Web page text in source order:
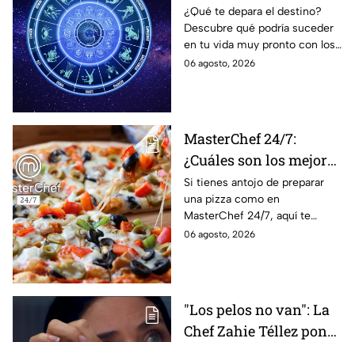
agosto; estos signos
podrían dejar de estar
solteros más pronto de
lo que imaginan y
¿Qué te depara el destino?
Descubre qué podría suceder
en tu vida muy pronto con los
horóscopos de Nana Calistar;
06 agosto, 2026
MasterChef 24/7:
¿Cuáles son los mejores
quesos para preparar
pizza en casa?
Si tienes antojo de preparar
una pizza como en
MasterChef 24/7, aquí te
contamos todo lo que debes
06 agosto, 2026
"Los pelos no van": La
Chef Zahie Téllez pone